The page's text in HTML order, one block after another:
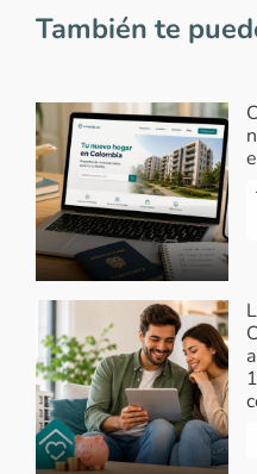
También te